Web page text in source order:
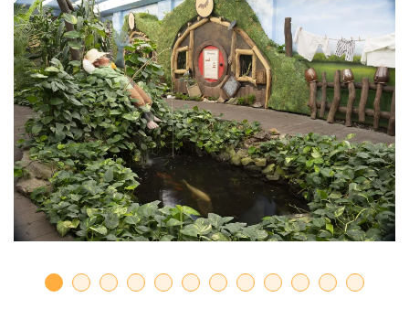
Brno
Lipno